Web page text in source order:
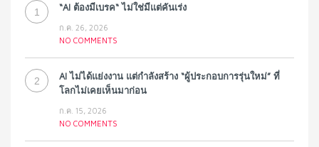
1 “AI ต้องมีเบรค“ ไม่ใช่มีแต่คันเร่ง
ก.ค. 26, 2026
NO COMMENTS
2
AI ไม่ได้แย่งงาน แต่กำลังสร้าง “ผู้ประกอบการรุ่นใหม่” ที่
โลกไม่เคยเห็นมาก่อน
ก.ค. 15, 2026
NO COMMENTS